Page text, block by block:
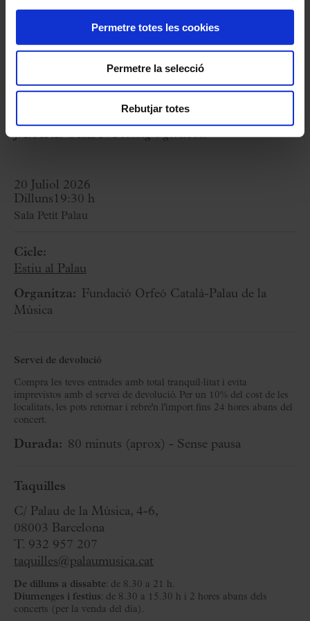
Permetre totes les cookies
Permetre la selecció
Rebutjar totes
Una producció de La Barca
Programa
J. BARDOLET: Festeig i giravolt
20 Juliol 2026
Dilluns 19:30 h
Sala Petit Palau
Cicle:
Estiu al Palau
Organitza: Fundació Orfeó Català-Palau de la
Música
Servei de devolució
Compra les teves entrades amb total tranquil·litat i evita
imprevistos amb el servei de devolució. Per un 10% del cost de les
localitats, les pots retornar i rebre'n l'import fins 24 hores abans del
concert.
Durada: 80 minuts (aprox) - Sense pausa
Taquilles
C/ Palau de la Música, 4-6,
08003 Barcelona
T. 932 957 207
taquilles@palaumusica.cat
De dilluns a dissabte: de 8.30 a 21 h.
Diumenges i festius: de 8.30 a 15.30 h i 2 hores abans dels
concerts (per la venda del dia).